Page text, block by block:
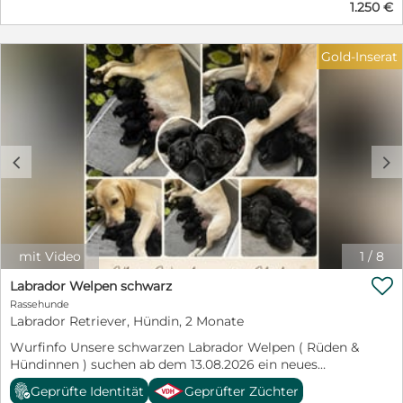
1.250 €
1 / 8
c d
mit Video
Gold-Inserat
Labrador Welpen schwarz
Rassehunde
Labrador Retriever, Hündin, 2 Monate
Wurfinfo Unsere schwarzen Labrador Welpen ( Rüden &
Hündinnen ) suchen ab dem 13.08.2026 ein neues
Zuhause. Die Eltern Ziska und Heartbreaker haben uns
Ihren Sommerwurf präsentiert . 7 Wonneproppen sind „

Geprüfte Identität Geprüfter Züchter